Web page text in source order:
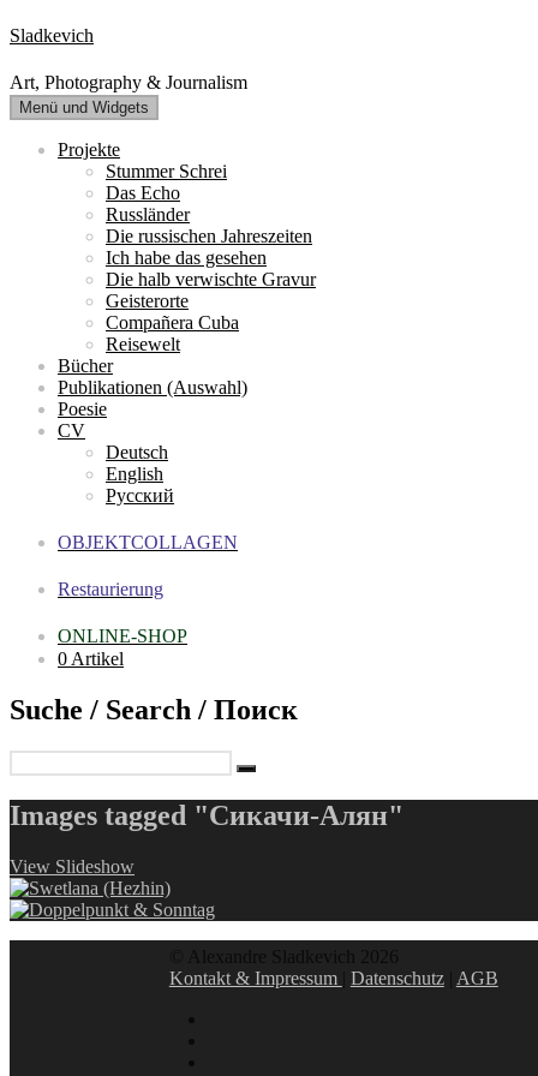
Zum
Inhalt
springen
Sladkevich
Art, Photography & Journalism
Menü und Widgets
Projekte
Stummer Schrei
Das Echo
Russländer
Die russischen Jahreszeiten
Ich habe das gesehen
Die halb verwischte Gravur
Geisterorte
Compañera Cuba
Reisewelt
Bücher
Publikationen (Auswahl)
Poesie
CV
Deutsch
English
Русский
OBJEKTCOLLAGEN
Restaurierung
ONLINE-SHOP
0 Artikel
Suche / Search / Поиск
Images tagged "Сикачи-Алян"
View Slideshow
Kontakt & Impressum
Datenschutz| AGB